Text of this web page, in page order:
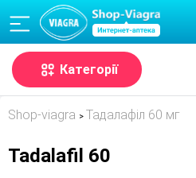
(068)
Категорії
Shop-viagra > Тадалафіл 60 мг
Tadalafil 60